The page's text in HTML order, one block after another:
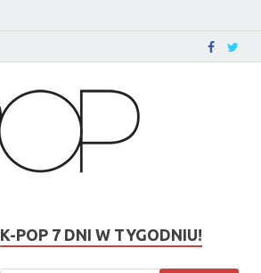
K-POP 7 DNI W TYGODNIU!